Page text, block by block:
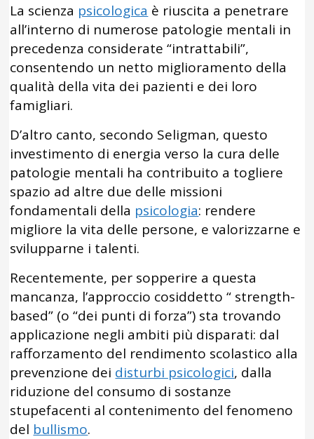
La scienza psicologica è riuscita a penetrare
all’interno di numerose patologie mentali in
precedenza considerate “intrattabili”,
consentendo un netto miglioramento della
qualità della vita dei pazienti e dei loro
famigliari.
D’altro canto, secondo Seligman, questo
investimento di energia verso la cura delle
patologie mentali ha contribuito a togliere
spazio ad altre due delle missioni
fondamentali della psicologia: rendere
migliore la vita delle persone, e valorizzarne e
svilupparne i talenti.
Recentemente, per sopperire a questa
mancanza, l’approccio cosiddetto “ strength-
based” (o “dei punti di forza”) sta trovando
applicazione negli ambiti più disparati: dal
rafforzamento del rendimento scolastico alla
prevenzione dei disturbi psicologici, dalla
riduzione del consumo di sostanze
stupefacenti al contenimento del fenomeno
del bullismo.